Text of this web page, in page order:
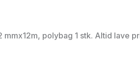
mmx12m, polybag 1 stk. Altid lave